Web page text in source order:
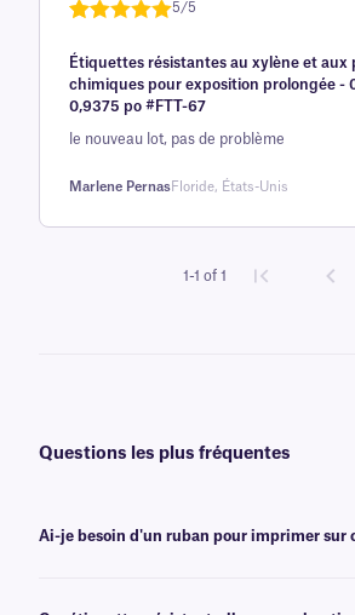
5 sur la
base d'
5/5
Étiquettes résistantes au xylène et aux
chimiques pour exposition prolongée -
0,9375 po #FTT-67
le nouveau lot, pas de problème
Marlene PernasFloride, États-Unis
1-1 of 1
Questions les plus fréquentes
Ai-je besoin d'un ruban pour imprimer sur